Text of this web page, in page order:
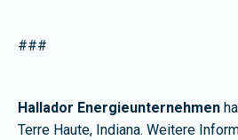
###
Hallador Energieunternehmen
Terre Haute, Indiana. Weitere